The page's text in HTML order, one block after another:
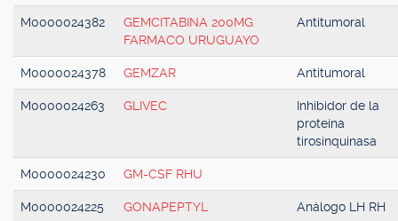
M0000024382
GEMCITABINA 200MG
FARMACO URUGUAYO
Antitumoral
M0000024378 GEMZAR Antitumoral
M0000024263 GLIVEC
Inhibidor de la
proteína
tirosinquinasa
M0000024230 GM-CSF RHU
M0000024225 GONAPEPTYL Análogo LH RH